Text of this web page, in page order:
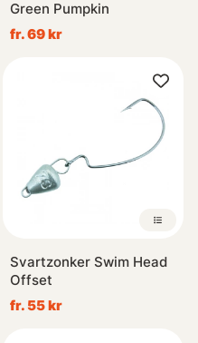
Green Pumpkin
fr. 69 kr
Svartzonker Swim Head
Offset
fr. 55 kr